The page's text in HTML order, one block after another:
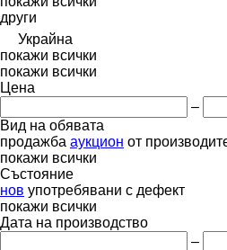
други
Украйна
покажи всички
покажи всички
Цена
–
Вид на обявата
продажба аукцион от
покажи всички
Състояние
нов употребявани с дефект
покажи всички
Дата на производство
–